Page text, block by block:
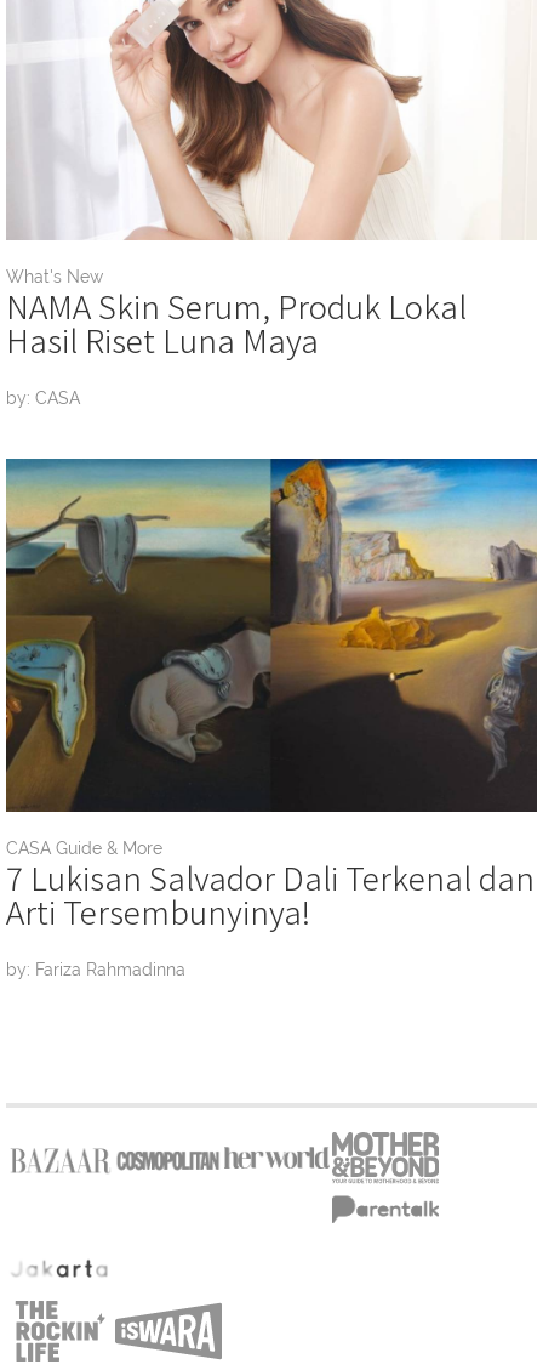
What's New
NAMA Skin Serum, Produk Lokal
Hasil Riset Luna Maya
by: CASA
CASA Guide & More
7 Lukisan Salvador Dali Terkenal dan
Arti Tersembunyinya!
by: Fariza Rahmadinna